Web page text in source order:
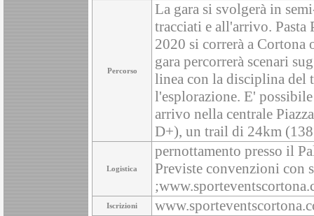
Percorso
La gara si svolgerà in
tracciati e all'arrivo. Pasta
2020 si correrà a
gara percorrerà scenari
linea con la disciplina del
l'esplorazione. E'
arrivo nella centrale
D+), un trail di 24km
Logistica
pernottamento presso il
Previste convenzioni con
Iscrizioni